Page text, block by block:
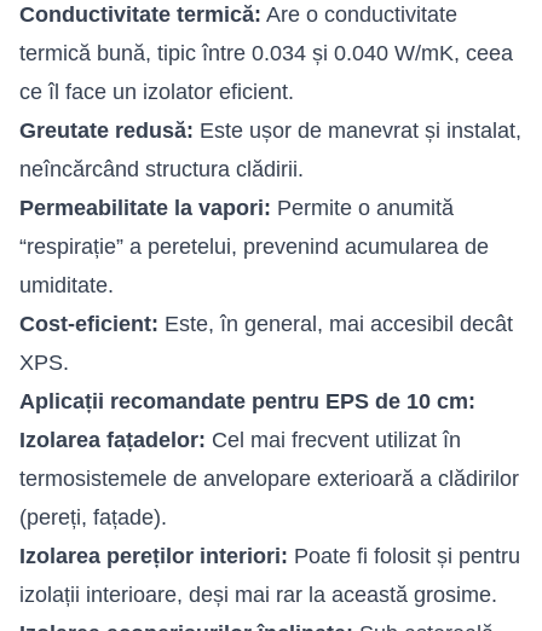
Conductivitate termică: Are o conductivitate
termică bună, tipic între 0.034 și 0.040 W/mK, ceea
ce îl face un izolator eficient.
Greutate redusă: Este ușor de manevrat și instalat,
neîncărcând structura clădirii.
Permeabilitate la vapori: Permite o anumită
“respirație” a peretelui, prevenind acumularea de
umiditate.
Cost-eficient: Este, în general, mai accesibil decât
XPS.
Aplicații recomandate pentru EPS de 10 cm:
Izolarea fațadelor: Cel mai frecvent utilizat în
termosistemele de anvelopare exterioară a clădirilor
(pereți, fațade).
Izolarea pereților interiori: Poate fi folosit și pentru
izolații interioare, deși mai rar la această grosime.